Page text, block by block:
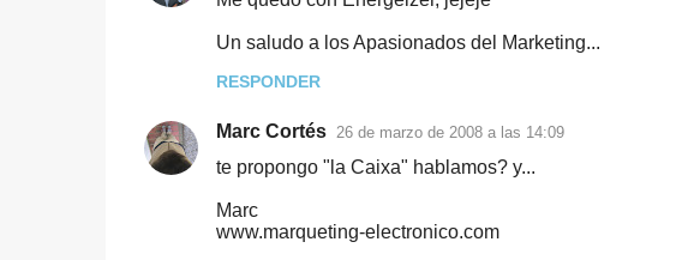
t
Un saludo a los Apasionados del Marketing...
RESPONDER
Marc Cortés 26 de marzo de 2008 a las 14:09
te propongo "la Caixa" hablamos? y...
Marc
www.marqueting-electronico.com